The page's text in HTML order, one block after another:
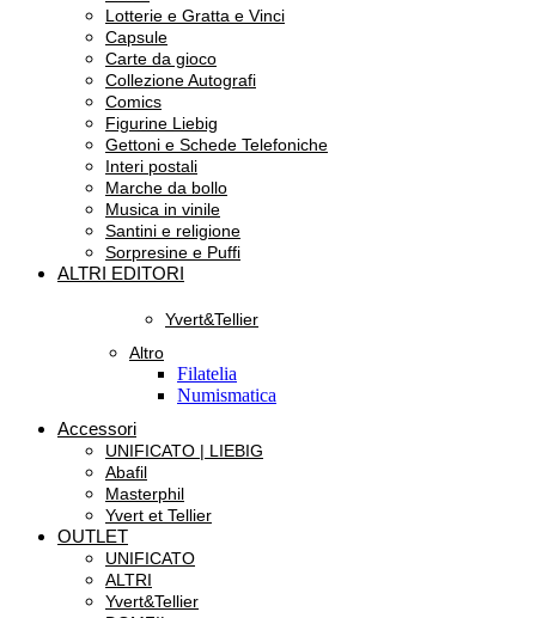
Lotterie e Gratta e Vinci
Capsule
Carte da gioco
Collezione Autografi
Comics
Figurine Liebig
Gettoni e Schede Telefoniche
Interi postali
Marche da bollo
Musica in vinile
Santini e religione
Sorpresine e Puffi
ALTRI EDITORI
Yvert&Tellier
Altro
Filatelia
Numismatica
Accessori
UNIFICATO | LIEBIG
Abafil
Masterphil
Yvert et Tellier
OUTLET
UNIFICATO
ALTRI
Yvert&Tellier